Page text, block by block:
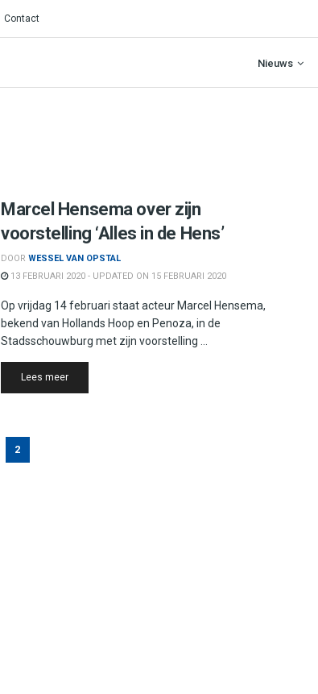
Contact
Nieuws
Marcel Hensema over zijn
voorstelling ‘Alles in de Hens’
DOOR WESSEL VAN OPSTAL
13 FEBRUARI 2020 - UPDATED ON 15 FEBRUARI 2020
Op vrijdag 14 februari staat acteur Marcel Hensema,
bekend van Hollands Hoop en Penoza, in de
Stadsschouwburg met zijn voorstelling ...
Lees meerDetails
2